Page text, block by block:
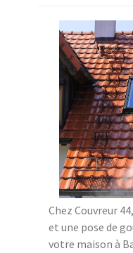
Chez Couvreur
et une pose de
votre maison à